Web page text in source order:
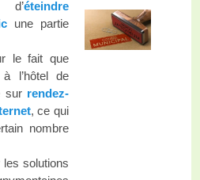
éteindre
une partie
le fait que
l’hôtel de
sur rendez-
, ce qui
nombre
solutions